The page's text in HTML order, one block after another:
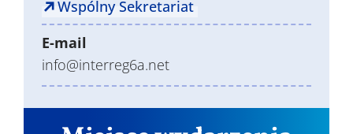
Wspólny Sekretariat
E-mail
info@interreg6a.net